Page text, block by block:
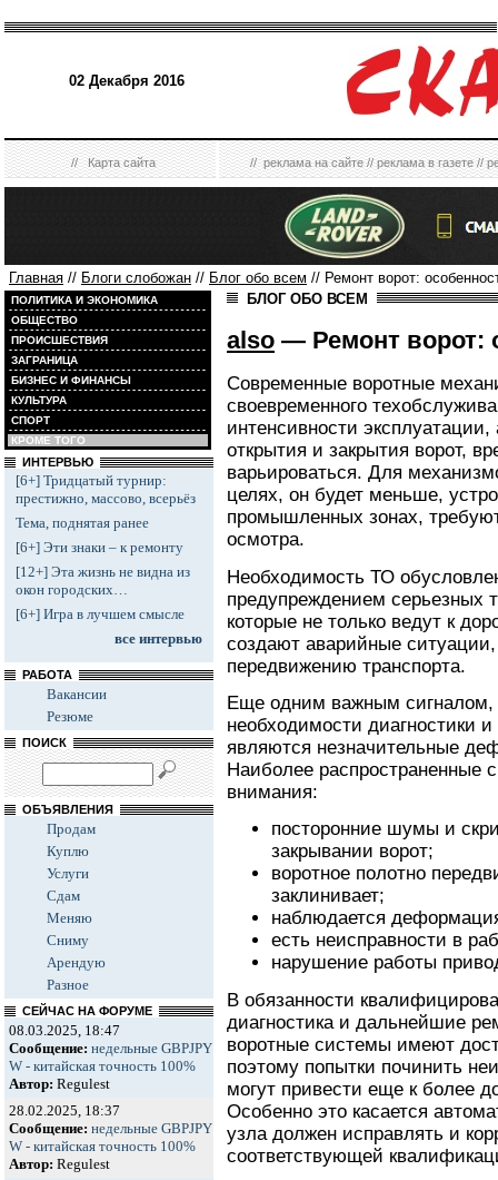
02 Декабря 2016
//Карта сайта //реклама на сайте//реклама в газете//
Главная // Блоги слобожан // Блог обо всем // Ремонт ворот:
ПОЛИТИКА И ЭКОНОМИКА
ОБЩЕСТВО
ПРОИСШЕСТВИЯ
ЗАГРАНИЦА
БИЗНЕС И ФИНАНСЫ
КУЛЬТУРА
СПОРТ
КРОМЕ ТОГО
ИНТЕРВЬЮ
[6+] Тридцатый турнир:
престижно, массово, всерьёз
Тема, поднятая ранее
[6+] Эти знаки – к ремонту
[12+] Эта жизнь не видна из
окон городских…
[6+] Игра в лучшем смысле
все интервью
РАБОТА
Вакансии
Резюме
ПОИСК
ОБЪЯВЛЕНИЯ
Продам
Куплю
Услуги
Сдам
Меняю
Сниму
Арендую
Разное
СЕЙЧАС НА ФОРУМЕ
08.03.2025, 18:47
Сообщение: недельные GBPJPY
W - китайская точность 100%
Автор: Regulest
28.02.2025, 18:37
Сообщение: недельные GBPJPY
W - китайская точность 100%
Автор: Regulest
БЛОГ ОБО ВСЕМ
also — Ремонт ворот:
Современные воротные
своевременного
интенсивности
открытия и закрытия ворот,
варьироваться. Для
целях, он будет меньше,
промышленных зонах,
осмотра.
Необходимость ТО
предупреждением серьезных
которые не только ведут к
создают аварийные
передвижению транспорта.
Еще одним важным сигналом,
необходимости диагностики
являются незначительные
Наиболее распространенные
внимания:
посторонние шумы и
закрывании ворот;
воротное полотно
заклинивает;
наблюдается
есть неисправности в
нарушение работы
В обязанности
диагностика и дальнейшие
воротные системы имеют
поэтому попытки починить
могут привести еще к более
Особенно это касается
узла должен исправлять и
соответствующей